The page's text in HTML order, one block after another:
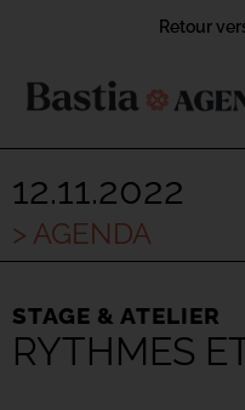
Retour
12.11.2022
> AGENDA
STAGE & ATELIER
RYTHMES